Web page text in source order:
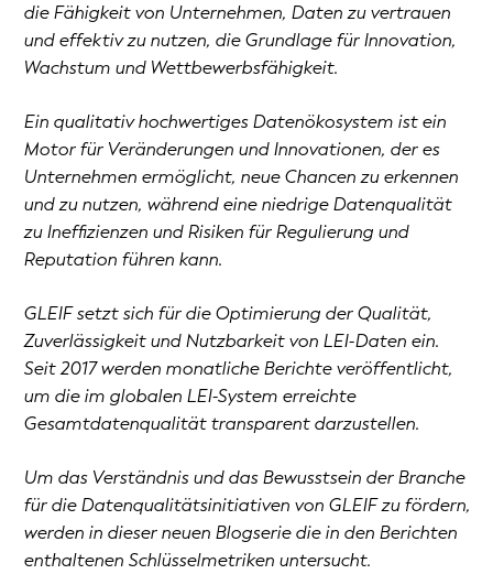
die Fähigkeit von Unternehmen, Daten zu vertrauen
und effektiv zu nutzen, die Grundlage für Innovation,
Wachstum und Wettbewerbsfähigkeit.
Ein qualitativ hochwertiges Datenökosystem ist ein
Motor für Veränderungen und Innovationen, der es
Unternehmen ermöglicht, neue Chancen zu erkennen
und zu nutzen, während eine niedrige Datenqualität
zu Ineffizienzen und Risiken für Regulierung und
Reputation führen kann.
GLEIF setzt sich für die Optimierung der Qualität,
Zuverlässigkeit und Nutzbarkeit von LEI-Daten ein.
Seit 2017 werden monatliche Berichte veröffentlicht,
um die im globalen LEI-System erreichte
Gesamtdatenqualität transparent darzustellen.
Um das Verständnis und das Bewusstsein der Branche
für die Datenqualitätsinitiativen von GLEIF zu fördern,
werden in dieser neuen Blogserie die in den Berichten
enthaltenen Schlüsselmetriken untersucht.